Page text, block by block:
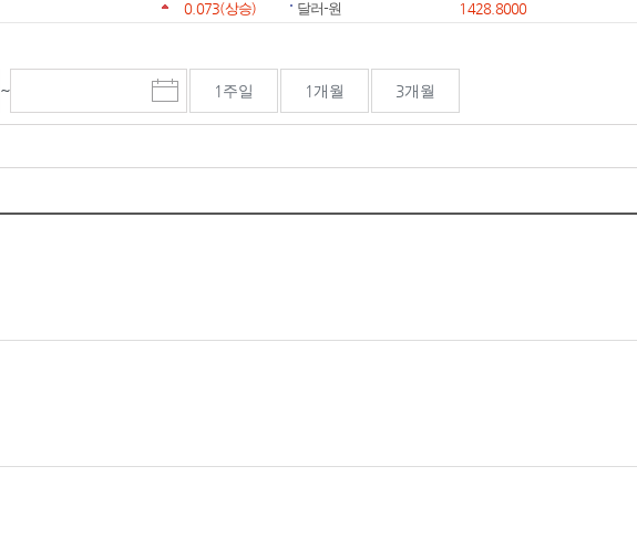
0.073(상승) 달러-원 1428.8000
~
종
료
1주일 1개월 3개월